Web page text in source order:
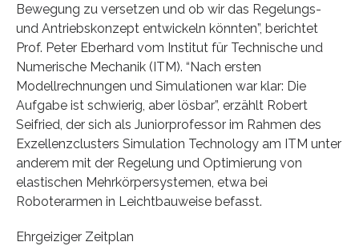
Bewegung zu versetzen und ob wir das Regelungs-
und Antriebskonzept entwickeln könnten”, berichtet
Prof. Peter Eberhard vom Institut für Technische und
Numerische Mechanik (ITM). “Nach ersten
Modellrechnungen und Simulationen war klar: Die
Aufgabe ist schwierig, aber lösbar”, erzählt Robert
Seifried, der sich als Juniorprofessor im Rahmen des
Exzellenzclusters Simulation Technology am ITM unter
anderem mit der Regelung und Optimierung von
elastischen Mehrkörpersystemen, etwa bei
Roboterarmen in Leichtbauweise befasst.
Ehrgeiziger Zeitplan